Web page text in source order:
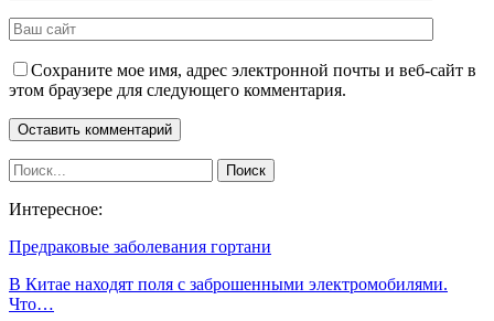
Сохраните мое имя, адрес электронной почты и веб-сайт в
этом браузере для следующего комментария.
Интересное:
Предраковые заболевания гортани
В Китае находят поля с заброшенными электромобилями.
Что…